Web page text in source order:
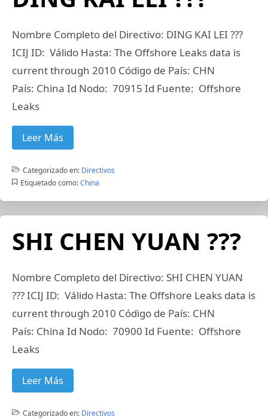
Nombre Completo del Directivo: DING KAI LEI ???
ICIJ ID: Válido Hasta: The Offshore Leaks data is
current through 2010 Código de País: CHN
País: China Id Nodo: 70915 Id Fuente: Offshore
Leaks
Leer Más
Categorizado en: Directivos
Etiquetado como: China
SHI CHEN YUAN ???
Nombre Completo del Directivo: SHI CHEN YUAN
??? ICIJ ID: Válido Hasta: The Offshore Leaks data is
current through 2010 Código de País: CHN
País: China Id Nodo: 70900 Id Fuente: Offshore
Leaks
Leer Más
Categorizado en: Directivos